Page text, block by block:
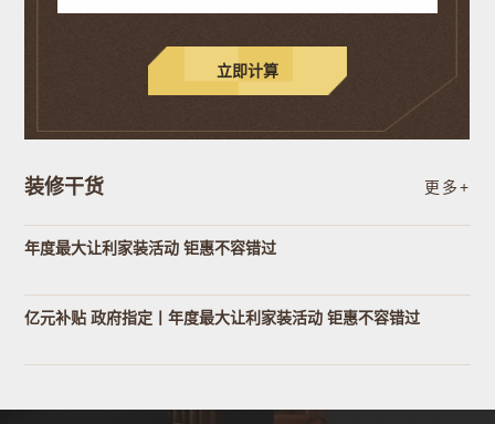
立即计算
装修干货 更多+
年度最大让利家装活动 钜惠不容错过
亿元补贴 政府指定丨年度最大让利家装活动 钜惠不容错过